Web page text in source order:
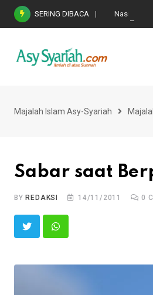
Skip
SERING DIBACA Nasihat
Majalah Islam Asy-Syariah
Sabar saat
BY REDAKSI 14/11/2011 0